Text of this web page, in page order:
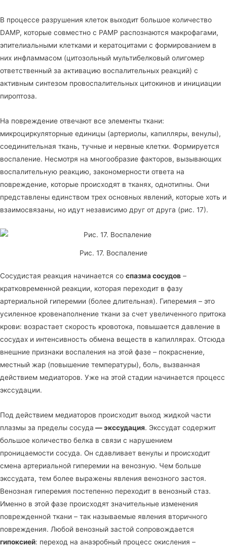
В процессе разрушения клеток выходит большое количество
DAMP, которые совместно с PAMP распознаются макрофагами,
эпителиальными клетками и кератоцитами с формированием в
них инфламмасом (цитозольный мультибелковый олигомер
ответственный за активацию воспалительных реакций) с
активным синтезом провоспалительных цитокинов и инициации
пироптоза.
На повреждение отвечают все элементы ткани:
микроциркуляторные единицы (артериолы, капилляры, венулы),
соединительная ткань, тучные и нервные клетки. Формируется
воспаление. Несмотря на многообразие факторов, вызывающих
воспалительную реакцию, закономерности ответа на
повреждение, которые происходят в тканях, однотипны. Они
представлены единством трех основных явлений, которые хоть и
взаимосвязаны, но идут независимо друг от друга (рис. 17).
Рис. 17. Воспаление
Сосудистая реакция начинается со спазма сосудов –
кратковременной реакции, которая переходит в фазу
артериальной гиперемии (более длительная). Гиперемия – это
усиленное кровенаполнение ткани за счет увеличенного притока
крови: возрастает скорость кровотока, повышается давление в
сосудах и интенсивность обмена веществ в капиллярах. Отсюда
внешние признаки воспаления на этой фазе – покраснение,
местный жар (повышение температуры), боль, вызванная
действием медиаторов. Уже на этой стадии начинается процесс
экссудации.
Под действием медиаторов происходит выход жидкой части
плазмы за пределы сосуда — экссудация. Экссудат содержит
большое количество белка в связи с нарушением
проницаемости сосуда. Он сдавливает венулы и происходит
смена артериальной гиперемии на венозную. Чем больше
экссудата, тем более выражены явления венозного застоя.
Венозная гиперемия постепенно переходит в венозный стаз.
Именно в этой фазе происходят значительные изменения
поврежденной ткани – так называемые явления вторичного
повреждения. Любой венозный застой сопровождается
гипоксией: переход на анаэробный процесс окисления –